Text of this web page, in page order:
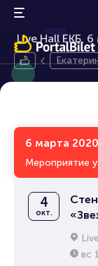
Звери
Live Hall ЕКБ, 6
6 марта
Мероприятие
4
окт.
вс